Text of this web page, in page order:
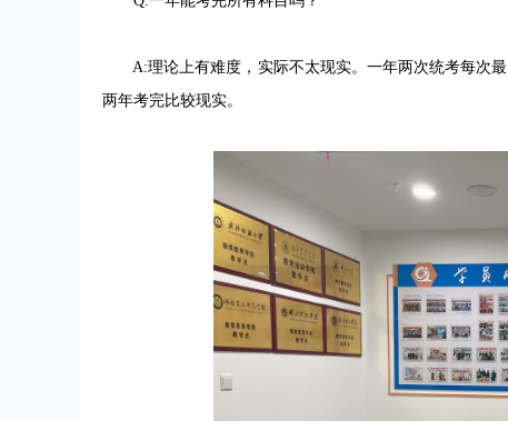
A:理论上有难度，实际不太现实。一年两次统考每次最
两年考完比较现实。